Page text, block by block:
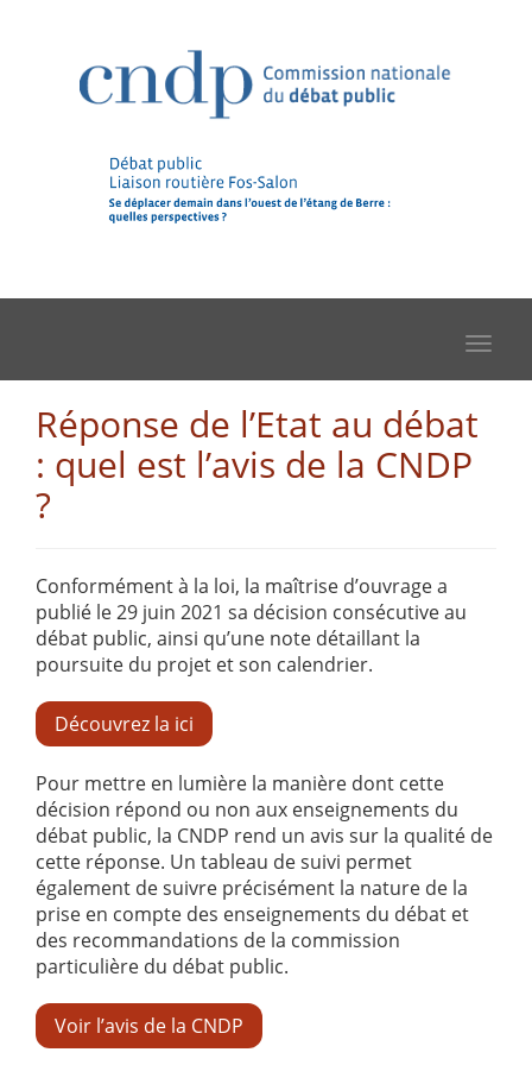
Toggle
Réponse de l’Etat au débat
: quel est l’avis de la CNDP
?
Conformément à la loi, la maîtrise d’ouvrage a
publié le 29 juin 2021 sa décision consécutive au
débat public, ainsi qu’une note détaillant la
poursuite du projet et son calendrier.
Découvrez la ici
Pour mettre en lumière la manière dont cette
décision répond ou non aux enseignements du
débat public, la CNDP rend un avis sur la qualité de
cette réponse. Un tableau de suivi permet
également de suivre précisément la nature de la
prise en compte des enseignements du débat et
des recommandations de la commission
particulière du débat public.
Voir l’avis de la CNDP